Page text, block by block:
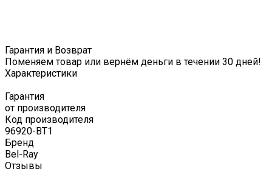
Гарантия и Возврат
Поменяем товар или вернём деньги в течении 30 дней!
Характеристики
Гарантия
от производителя
Код производителя
96920-BT1
Бренд
Bel-Ray
Отзывы